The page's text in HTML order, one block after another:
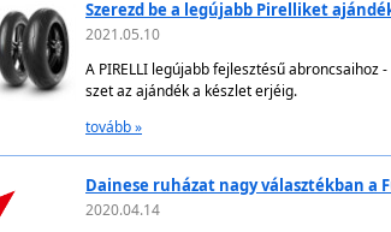
Szerezd be a legújabb Pirelliket
2021.05.10
A PIRELLI legújabb fejlesztésű
szet az ajándék a készlet erjéig.
tovább »
Dainese ruházat nagy választékban a
2020.04.14